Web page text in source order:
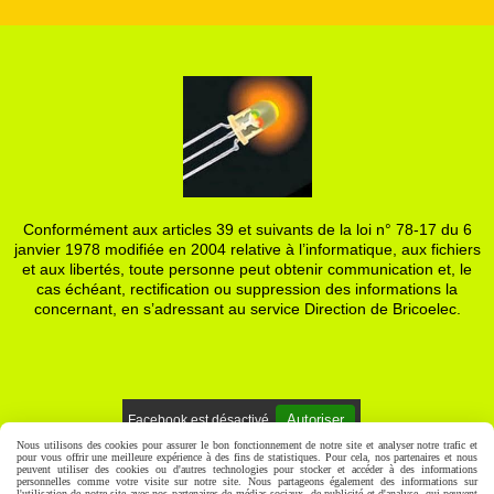
Conformément aux articles 39 et suivants de la loi n° 78-17 du 6
janvier 1978 modifiée en 2004 relative à l’informatique, aux fichiers
et aux libertés, toute personne peut obtenir communication et, le
cas échéant, rectification ou suppression des informations la
concernant, en s’adressant au service Direction de Bricoelec.
Facebook est désactivé. Autoriser
Mentions Légales Gestion cookies Mon Compte
Nous utilisons des cookies pour assurer le bon fonctionnement de notre site et analyser notre trafic et
pour vous offrir une meilleure expérience à des fins de statistiques. Pour cela, nos partenaires et nous
peuvent utiliser des cookies ou d'autres technologies pour stocker et accéder à des informations
personnelles comme votre visite sur notre site. Nous partageons également des informations sur